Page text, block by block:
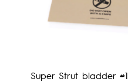
Super Strut bladder #1